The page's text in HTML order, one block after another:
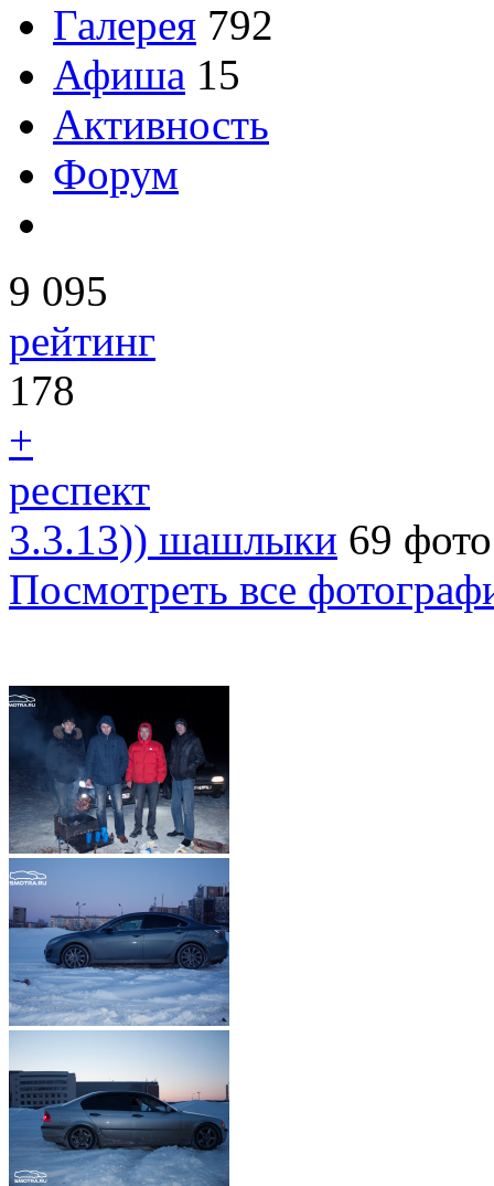
Галерея 792
Афиша 15
Активность
Форум
9 095
рейтинг
178
+
респект
3.3.13)) шашлыки 69 фото
Посмотреть все